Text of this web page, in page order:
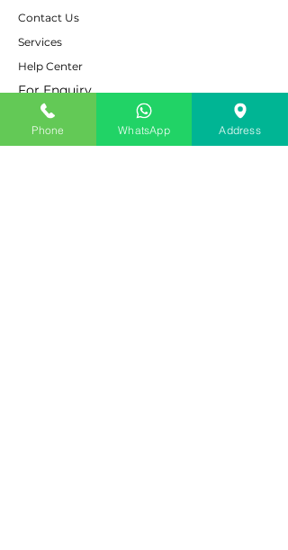
Contact Us
Services
Help Center
For Enquiry
ABOUT AAPP
Phone WhatsApp Address